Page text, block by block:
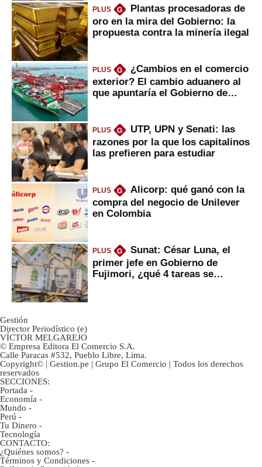
PLUS G
Plantas procesadoras de
oro en la mira del Gobierno: la
propuesta contra la minería ilegal
PLUS G
¿Cambios en el comercio
exterior? El cambio aduanero al
que apuntaría el Gobierno de
PLUS G
UTP, UPN y Senati: las
razones por la que los capitalinos
las prefieren para estudiar
PLUS G
Alicorp: qué ganó con la
compra del negocio de Unilever
en Colombia
PLUS G
Sunat: César Luna, el
primer jefe en Gobierno de
Fujimori, ¿qué 4 tareas se
Gestión
Director Periodístico (e)
VÍCTOR MELGAREJO
© Empresa Editora El Comercio S.A.
Calle Paracas #532, Pueblo Libre, Lima.
Copyright© | Gestion.pe | Grupo El Comercio | Todos los derechos
reservados
SECCIONES:
Portada -
Economía -
Mundo -
Perú -
Tu Dinero -
Tecnología
CONTACTO:
¿Quiénes somos? -
Términos y Condiciones -